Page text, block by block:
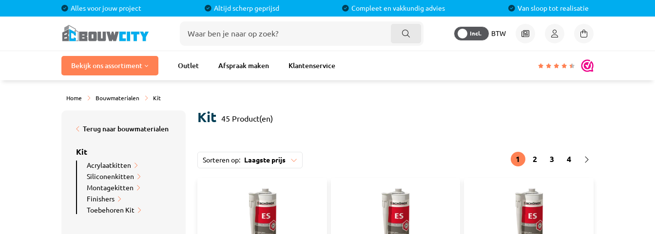
Alles voor jouw project Altijd scherp geprijsd Compleet en vakkundig advies Van sloop tot realisatie
Incl. BTW
Bekijk ons assortiment Outlet Afspraak maken Klantenservice
Bouwmaterialen
Badkamermeubels
Kranen
Toilet
Stukadoorsmateriaal
Stucprofielen
Verf
Schroeven & Pluggen
Schroeven
Universele Pluggen
Nagelpluggen
Home Bouwmaterialen Kit
Terug naar bouwmaterialen
Kit
Acrylaatkitten
Siliconenkitten
Montagekitten
Finishers
Toebehoren Kit
Kit 45 Product(en)
Sorteren op: Laagste prijs 1 2 3 4